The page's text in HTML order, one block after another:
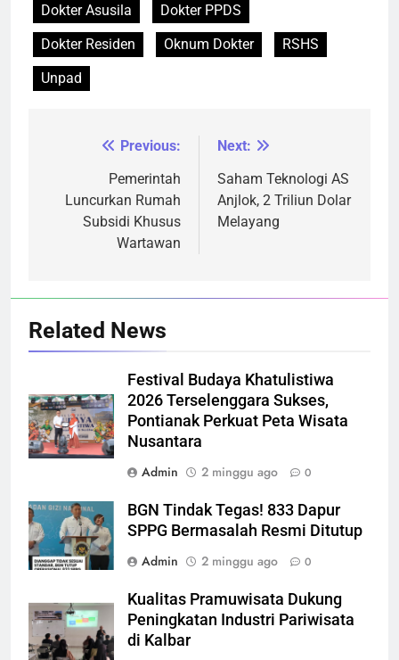
Dokter Asusila
Dokter PPDS
Dokter Residen
Oknum Dokter
RSHS
Unpad
NavigasiPrevious:
Pemerintah
Luncurkan Rumah
Subsidi Khusus
Wartawan
Next:
Saham Teknologi AS
Anjlok, 2 Triliun Dolar
Melayang
Related News
Festival Budaya Khatulistiwa
2026 Terselenggara Sukses,
Pontianak Perkuat Peta Wisata
Nusantara
Admin
2 minggu ago 0
BGN Tindak Tegas! 833 Dapur
SPPG Bermasalah Resmi Ditutup
Admin
2 minggu ago 0
Kualitas Pramuwisata Dukung
Peningkatan Industri Pariwisata
di Kalbar